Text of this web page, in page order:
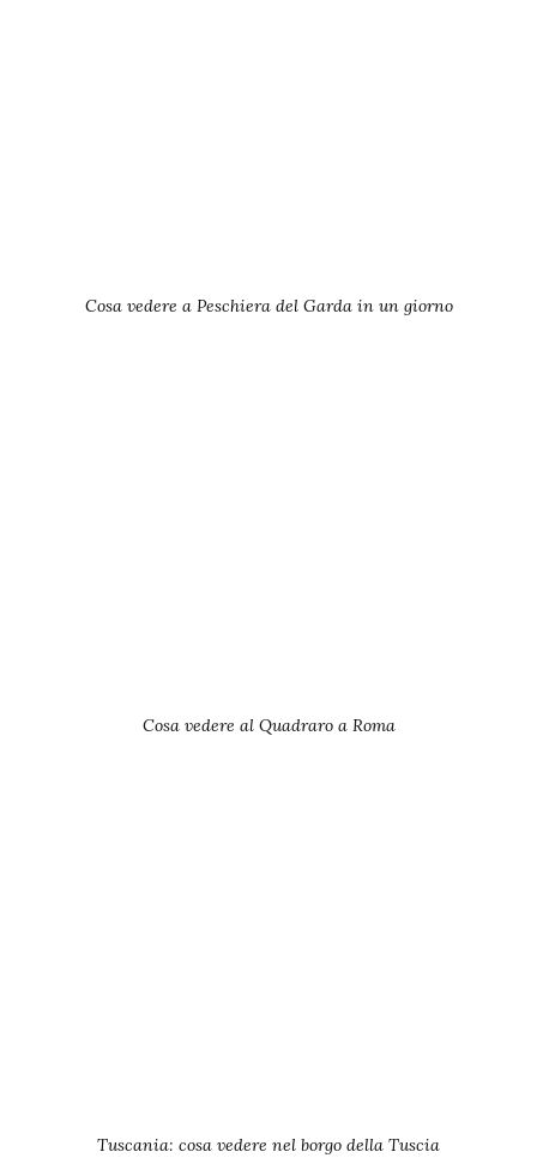
Cosa vedere a Peschiera del Garda in un giorno
Cosa vedere al Quadraro a Roma
Tuscania: cosa vedere nel borgo della Tuscia